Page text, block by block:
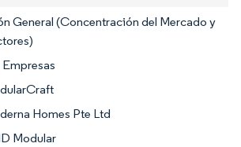
General (Concentración del Mercado y
Empresas
Homes Pte Ltd
Modular